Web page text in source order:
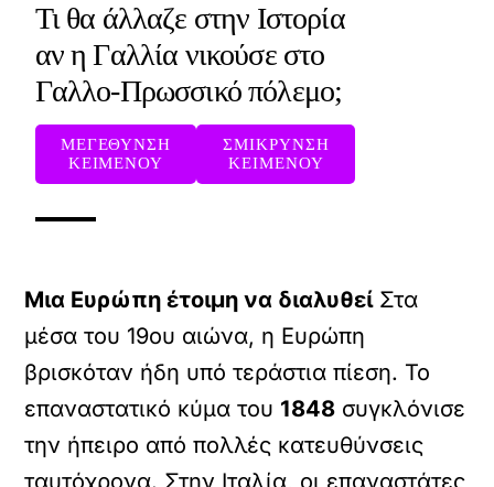
Τι θα άλλαζε στην Ιστορία
αν η Γαλλία νικούσε στο
Γαλλο-Πρωσσικό πόλεμο;
ΜΕΓΕΘΥΝΣΗ
ΚΕΙΜΕΝΟΥ
ΣΜΙΚΡΥΝΣΗ
ΚΕΙΜΕΝΟΥ
Μια Ευρώπη έτοιμη να διαλυθείΣτα
μέσα του 19ου αιώνα, η Ευρώπη
βρισκόταν ήδη υπό τεράστια πίεση. Το
επαναστατικό κύμα του 1848 συγκλόνισε
την ήπειρο από πολλές κατευθύνσεις
ταυτόχρονα. Στην Ιταλία, οι επαναστάτες